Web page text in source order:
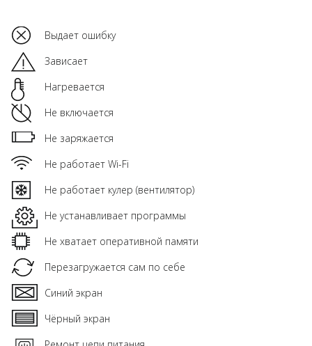
Выдает ошибку
Зависает
Нагревается
Не включается
Не заряжается
Не работает Wi-Fi
Не работает кулер (вентилятор)
Не устанавливает программы
Не хватает оперативной памяти
Перезагружается сам по себе
Синий экран
Чёрный экран